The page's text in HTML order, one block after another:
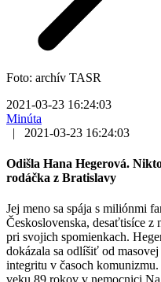
Foto: archív TASR
2021-03-23 16:24:03
Minúta
|
2021-03-23 16:24:03
Odišla Hana Hegerová.
rodáčka z Bratislavy
Jej meno sa spája s miliónmi
Československa, desaťtisíce
pri svojich spomienkach.
dokázala sa odlíšiť od
integritu v časoch